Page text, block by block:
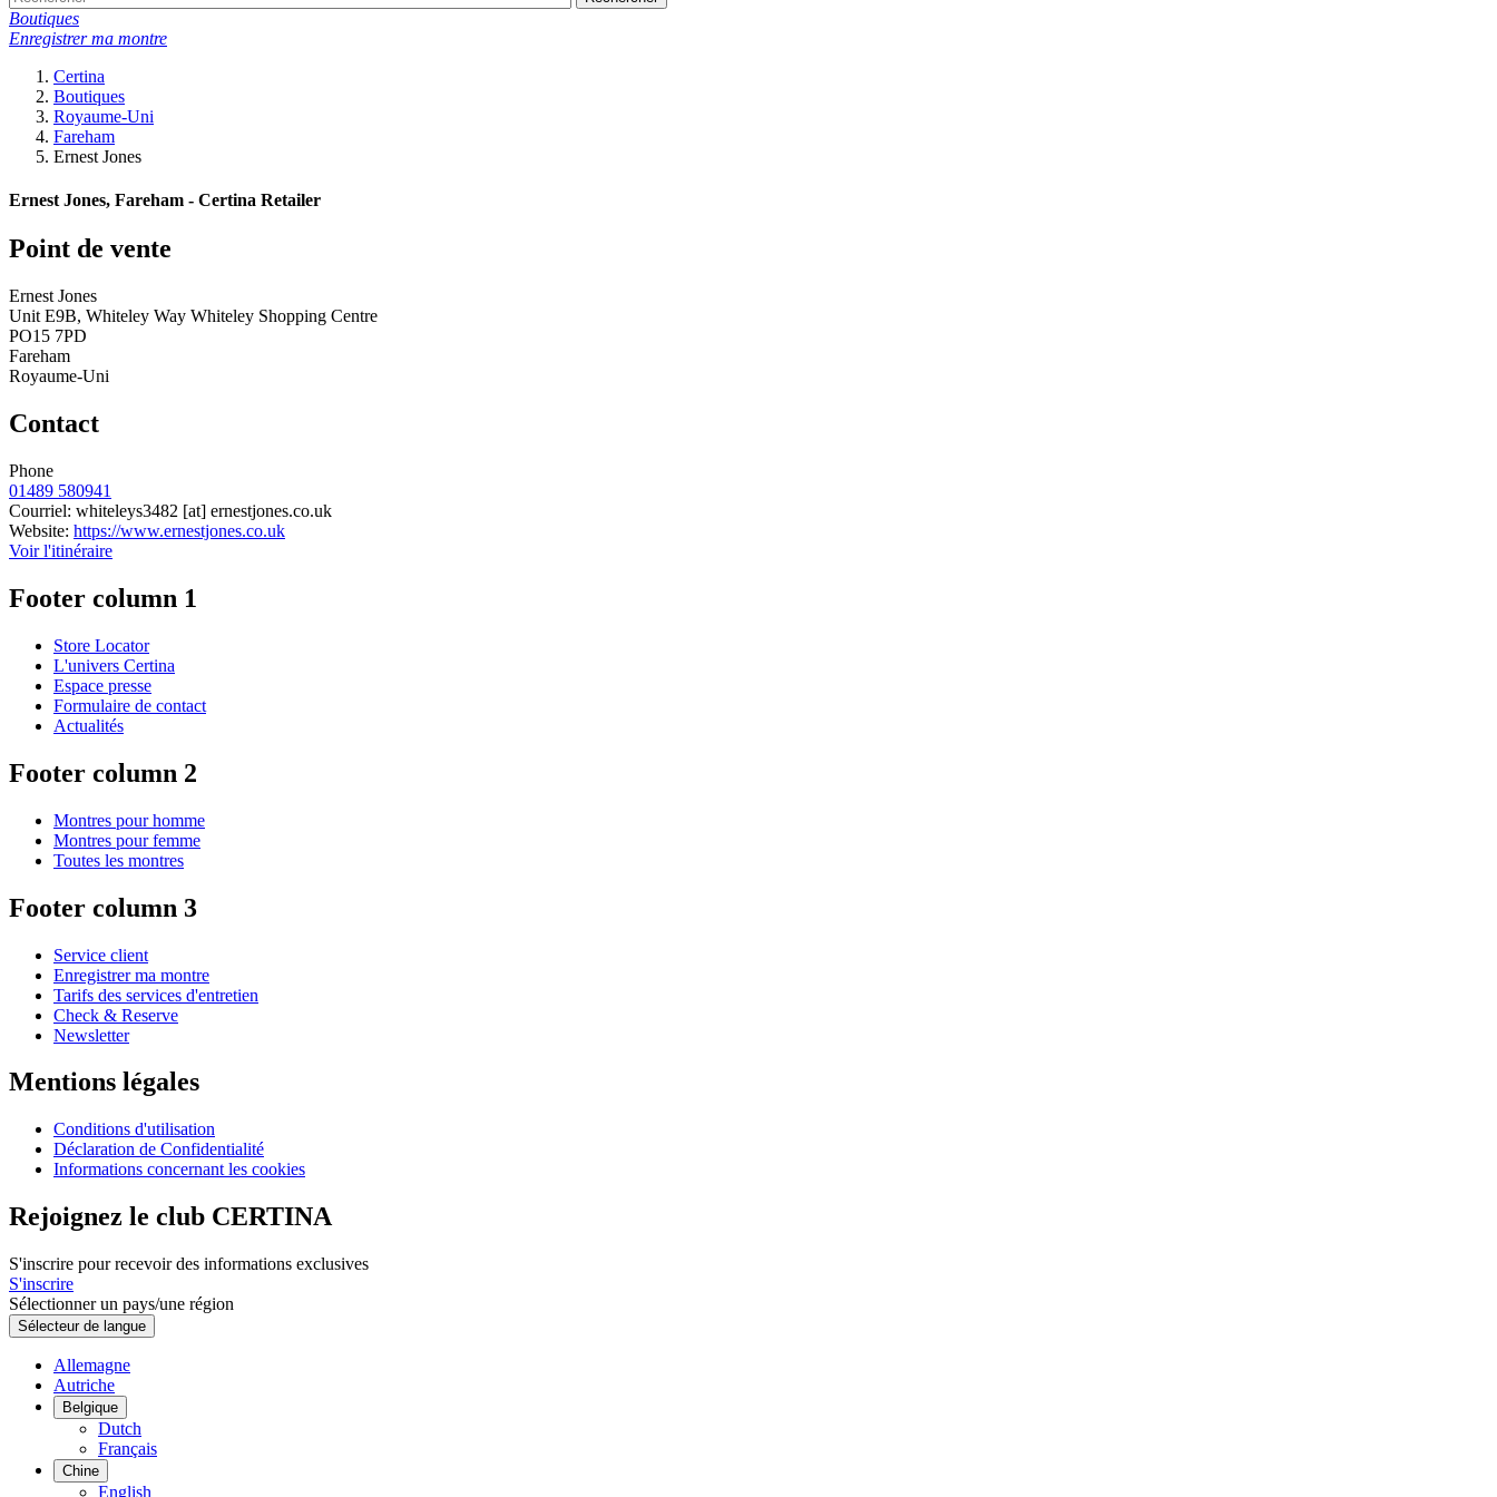
Boutiques
Enregistrer ma montre
Certina
Boutiques
Royaume-Uni
Fareham
Ernest Jones
Ernest Jones, Fareham - Certina Retailer
Point de vente
Ernest Jones
Unit E9B, Whiteley Way Whiteley Shopping Centre
PO15 7PD
Fareham
Royaume-Uni
Contact
Phone
01489 580941
Courriel: whiteleys3482 [at] ernestjones.co.uk
Website: https://www.ernestjones.co.uk
Voir l'itinéraire
Footer column 1
Store Locator
L'univers Certina
Espace presse
Formulaire de contact
Actualités
Footer column 2
Montres pour homme
Montres pour femme
Toutes les montres
Footer column 3
Service client
Enregistrer ma montre
Tarifs des services d'entretien
Check & Reserve
Newsletter
Mentions légales
Conditions d'utilisation
Déclaration de Confidentialité
Informations concernant les cookies
Rejoignez le club CERTINA
S'inscrire pour recevoir des informations exclusives
S'inscrire
Sélectionner un pays/une région
Sélecteur de langue
Allemagne
Autriche
Belgique
Dutch
Français
Chine
English